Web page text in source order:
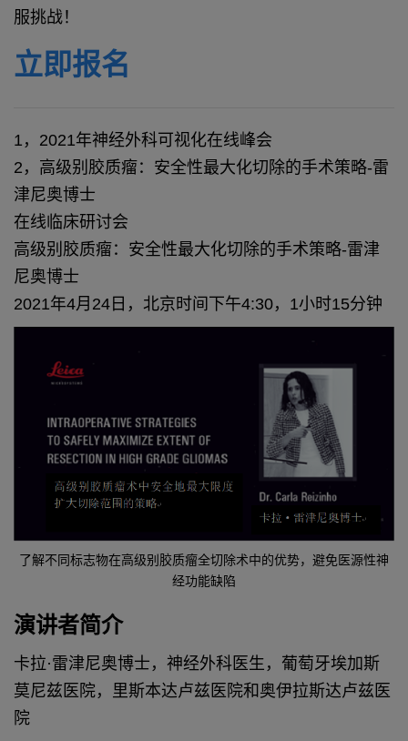
服挑战！
立即报名
1，2021年神经外科可视化在线峰会
2，高级别胶质瘤：安全性最大化切除的手术策略-雷
津尼奥博士
在线临床研讨会
高级别胶质瘤：安全性最大化切除的手术策略-雷津
尼奥博士
2021年4月24日，北京时间下午4:30，1小时15分钟
了解不同标志物在高级别胶质瘤全切除术中的优势，避免医源性神
经功能缺陷
演讲者简介
卡拉·雷津尼奥博士，神经外科医生，葡萄牙埃加斯
莫尼兹医院，里斯本达卢兹医院和奥伊拉斯达卢兹医
院